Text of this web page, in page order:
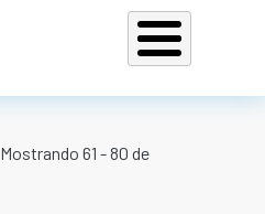
Mostrando 61 - 80 de